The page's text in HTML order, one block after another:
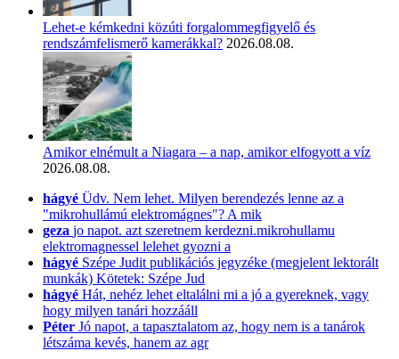
Lehet-e kémkedni közúti forgalommegfigyelő és
rendszámfelismerő kamerákkal? 2026.08.08.
Amikor elnémult a Niagara – a nap, amikor elfogyott a víz
2026.08.08.
hágyé Üdv. Nem lehet. Milyen berendezés lenne az a
"mikrohullámú elektromágnes"? A mik
geza jo napot. azt szeretnem kerdezni.mikrohullamu
elektromagnessel lelehet gyozni a
hágyé Szépe Judit publikációs jegyzéke (megjelent lektorált
munkák) Kötetek: Szépe Jud
hágyé Hát, nehéz lehet eltalálni mi a jó a gyereknek, vagy
hogy milyen tanári hozzááll
Péter Jó napot, a tapasztalatom az, hogy nem is a tanárok
létszáma kevés, hanem az agr